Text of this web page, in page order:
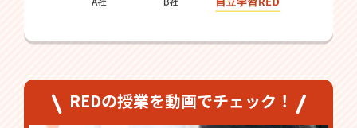
REDの授業を動画でチェック！